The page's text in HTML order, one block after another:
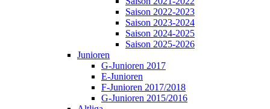
Saison 2022-2023
Saison 2023-2024
Saison 2024-2025
Saison 2025-2026
Junioren
G-Junioren 2017
E-Junioren
F-Junioren 2017/2018
G-Junioren 2015/2016